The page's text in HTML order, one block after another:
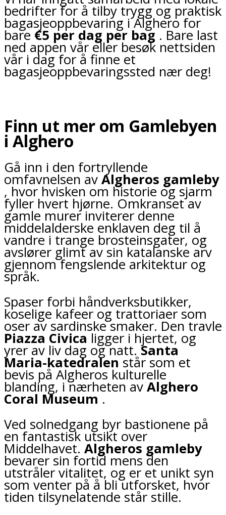
bedrifter for å tilby trygg og praktisk
bagasjeoppbevaring i Alghero for
bare €5 per dag per bag . Bare last
ned appen vår eller besøk nettsiden
vår i dag for å finne et
bagasjeoppbevaringssted nær deg!
Finn ut mer om Gamlebyen
i Alghero
Gå inn i den fortryllende
omfavnelsen av Algheros gamleby
, hvor hvisken om historie og sjarm
fyller hvert hjørne. Omkranset av
gamle murer inviterer denne
middelalderske enklaven deg til å
vandre i trange brosteinsgater, og
avslører glimt av sin katalanske arv
gjennom fengslende arkitektur og
språk.
Spaser forbi håndverksbutikker,
koselige kafeer og trattoriaer som
oser av sardinske smaker. Den travle
Piazza Civica ligger i hjertet, og
yrer av liv dag og natt. Santa
Maria-katedralen står som et
bevis på Algheros kulturelle
blanding, i nærheten av Alghero
Coral Museum .
Ved solnedgang byr bastionene på
en fantastisk utsikt over
Middelhavet. Algheros gamleby
bevarer sin fortid mens den
utstråler vitalitet, og er et unikt syn
som venter på å bli utforsket, hvor
tiden tilsynelatende står stille.